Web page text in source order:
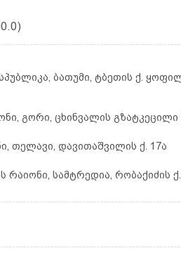
ბათუმი, ტბეთის ქ.
გორი, ცხინვალის გზატკეცილი
თელავი, დავითაშვილის ქ. 17ა
სამტრედია, რობაქიძის ქ.